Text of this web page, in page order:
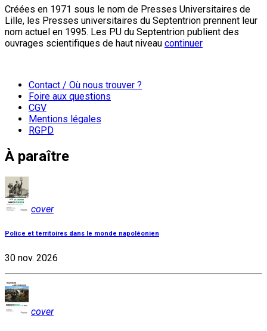
Créées en 1971 sous le nom de Presses Universitaires de
Lille, les Presses universitaires du Septentrion prennent leur
nom actuel en 1995. Les PU du Septentrion publient des
ouvrages scientifiques de haut niveau continuer
Contact / Où nous trouver ?
Foire aux questions
CGV
Mentions légales
RGPD
À paraître
cover
Police et territoires dans le monde napoléonien
30 nov. 2026
cover